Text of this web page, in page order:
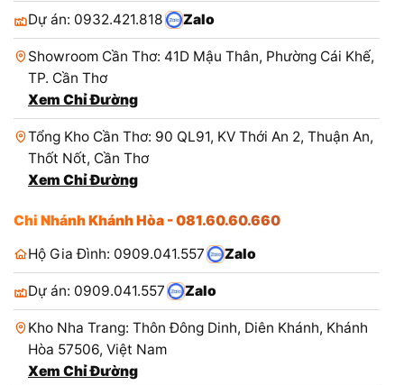
Dự án: 0932.421.818 Zalo
Showroom Cần Thơ: 41D Mậu Thân, Phường Cái Khế,
TP. Cần Thơ
Xem Chỉ Đường
Tổng Kho Cần Thơ: 90 QL91, KV Thới An 2, Thuận An,
Thốt Nốt, Cần Thơ
Xem Chỉ Đường
Chi Nhánh Khánh Hòa - 081.60.60.660
Hộ Gia Đình: 0909.041.557
Zalo
Dự án: 0909.041.557 Zalo
Kho Nha Trang: Thôn Đông Dinh, Diên Khánh, Khánh
Hòa 57506, Việt Nam
Xem Chỉ Đường